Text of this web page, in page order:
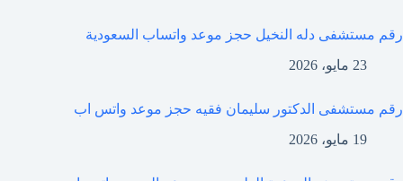
رقم مستشفى دله النخيل حجز موعد واتساب السعودية
23 مايو، 2026
رقم مستشفى الدكتور سليمان فقيه حجز موعد واتس اب
19 مايو، 2026